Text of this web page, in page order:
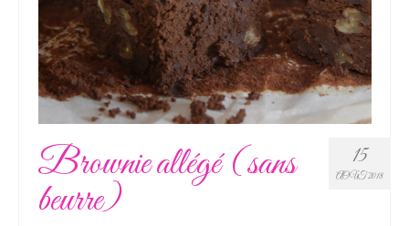
15
AOÛT 2018
Brownie allégé (sans
beurre)